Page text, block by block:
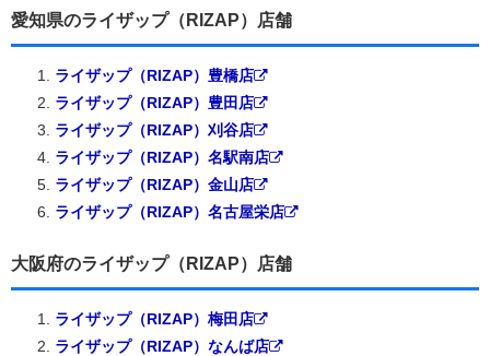
愛知県のライザップ（RIZAP）店舗
ライザップ（RIZAP）豊橋店
ライザップ（RIZAP）豊田店
ライザップ（RIZAP）刈谷店
ライザップ（RIZAP）名駅南店
ライザップ（RIZAP）金山店
ライザップ（RIZAP）名古屋栄店
大阪府のライザップ（RIZAP）店舗
ライザップ（RIZAP）梅田店
ライザップ（RIZAP）なんば店